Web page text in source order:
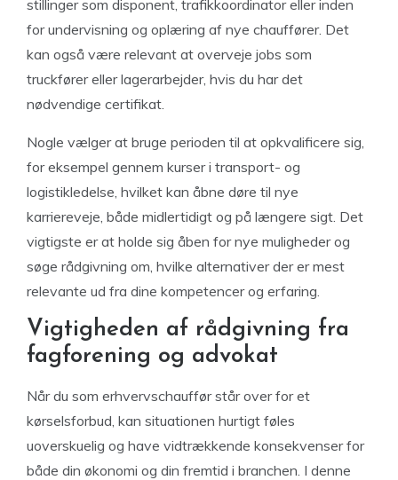
stillinger som disponent, trafikkoordinator eller inden
for undervisning og oplæring af nye chauffører. Det
kan også være relevant at overveje jobs som
truckfører eller lagerarbejder, hvis du har det
nødvendige certifikat.
Nogle vælger at bruge perioden til at opkvalificere sig,
for eksempel gennem kurser i transport- og
logistikledelse, hvilket kan åbne døre til nye
karriereveje, både midlertidigt og på længere sigt. Det
vigtigste er at holde sig åben for nye muligheder og
søge rådgivning om, hvilke alternativer der er mest
relevante ud fra dine kompetencer og erfaring.
Vigtigheden af rådgivning fra
fagforening og advokat
Når du som erhvervschauffør står over for et
kørselsforbud, kan situationen hurtigt føles
uoverskuelig og have vidtrækkende konsekvenser for
både din økonomi og din fremtid i branchen. I denne